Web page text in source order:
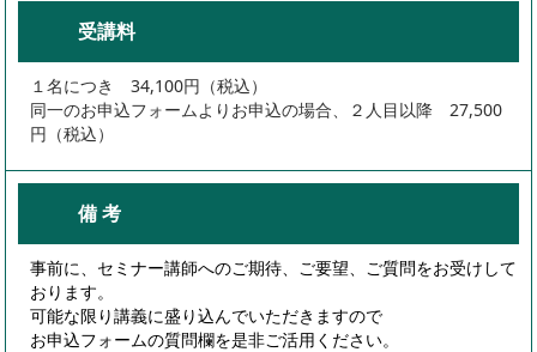
受講料
１名につき 34,100円（税込）
同一のお申込フォームよりお申込の場合、２人目以降 27,500
円（税込）
備 考
事前に、セミナー講師へのご期待、ご要望、ご質問をお受けして
おります。
可能な限り講義に盛り込んでいただきますので
お申込フォームの質問欄を是非ご活用ください。